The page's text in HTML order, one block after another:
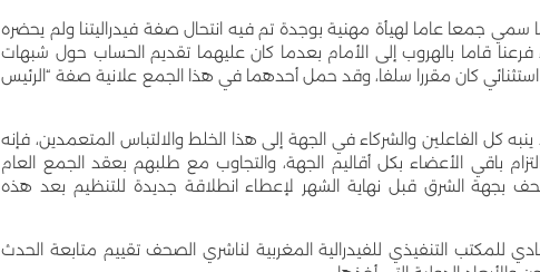
سمي جمعا عاما لهيأة مهنية بوجدة تم فيه انتحال صفة فيدراليتنا ولم يحضره
قاما بالهروب إلى الأمام بعدما كان عليهما تقديم الحساب حول شبهات
كان مقررا سلفا، وقد حمل أحدهما في هذا الجمع علانية صفة “الرئيس
ينبه كل الفاعلين والشركاء في الجهة إلى هذا الخلط والالتباس المتعمدين، فإنه
باقي الأعضاء بكل أقاليم الجهة، والتجاوب مع طلبهم بعقد الجمع العام
الصحف بجهة الشرق قبل نهاية الشهر لإعطاء انطلاقة جديدة للتنظيم بعد هذه
للمكتب التنفيذي للفيدرالية المغربية لناشري الصحف تقييم متابعة الحدث